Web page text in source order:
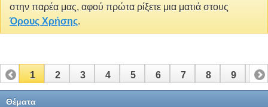
στην παρέα μας, αφού πρώτα ρίξετε μια ματιά στους
Όρους Χρήσης.
1 2 3 4 5 6 7 8 9 10
11
Θέματα